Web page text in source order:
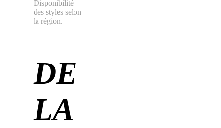
Disponibilité
des styles selon
la région.
DE
LA